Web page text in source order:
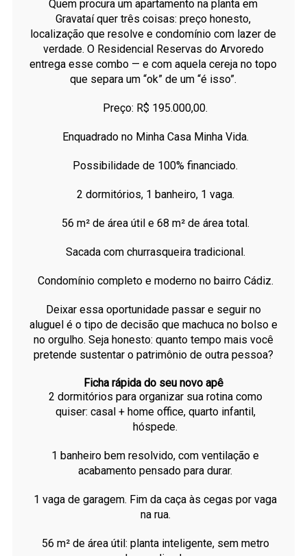
Quem procura um apartamento na planta em
Gravataí quer três coisas: preço honesto,
localização que resolve e condomínio com lazer de
verdade. O Residencial Reservas do Arvoredo
entrega esse combo — e com aquela cereja no topo
que separa um “ok” de um “é isso”.
Preço: R$ 195.000,00.
Enquadrado no Minha Casa Minha Vida.
Possibilidade de 100% financiado.
2 dormitórios, 1 banheiro, 1 vaga.
56 m² de área útil e 68 m² de área total.
Sacada com churrasqueira tradicional.
Condomínio completo e moderno no bairro Cádiz.
Deixar essa oportunidade passar e seguir no
aluguel é o tipo de decisão que machuca no bolso e
no orgulho. Seja honesto: quanto tempo mais você
pretende sustentar o patrimônio de outra pessoa?
Ficha rápida do seu novo apê
2 dormitórios para organizar sua rotina como
quiser: casal + home office, quarto infantil,
hóspede.
1 banheiro bem resolvido, com ventilação e
acabamento pensado para durar.
1 vaga de garagem. Fim da caça às cegas por vaga
na rua.
56 m² de área útil: planta inteligente, sem metro